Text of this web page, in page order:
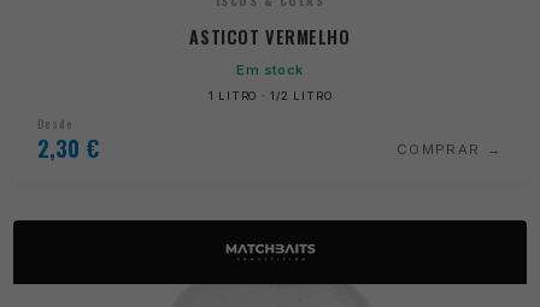
ASTICOT VERMELHO
Em stock
1 LITRO · 1/2 LITRO
Desde
2,30 € COMPRAR